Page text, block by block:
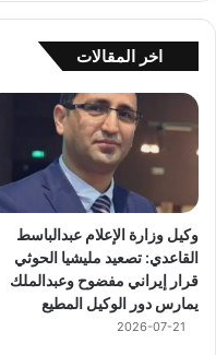
اخر المقالات
وكيل وزارة الإعلام عبدالباسط
القاعدي: تصعيد مليشيا الحوثي
قرار إيراني مفضوح وعبدالملك
يمارس دور الوكيل المطيع
2026-07-21